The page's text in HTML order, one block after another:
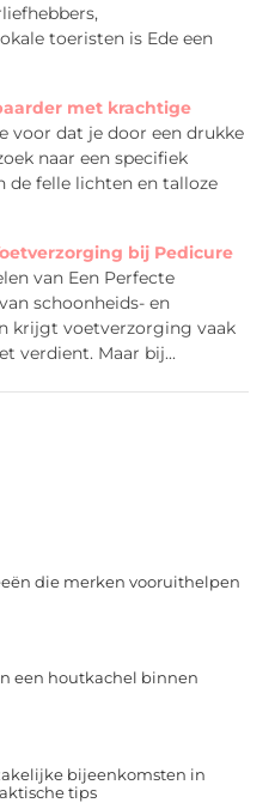
toeristen is Ede een
met krachtige
voor dat je door een drukke
naar een specifiek
de felle lichten en talloze
bij Pedicure
van Een Perfecte
schoonheids- en
krijgt voetverzorging vaak
verdient. Maar bij...
die merken vooruithelpen
een houtkachel binnen
bijeenkomsten in
tips